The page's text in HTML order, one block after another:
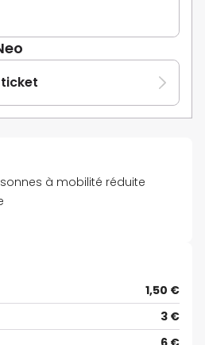
à mobilité réduite
1,50 €
3 €